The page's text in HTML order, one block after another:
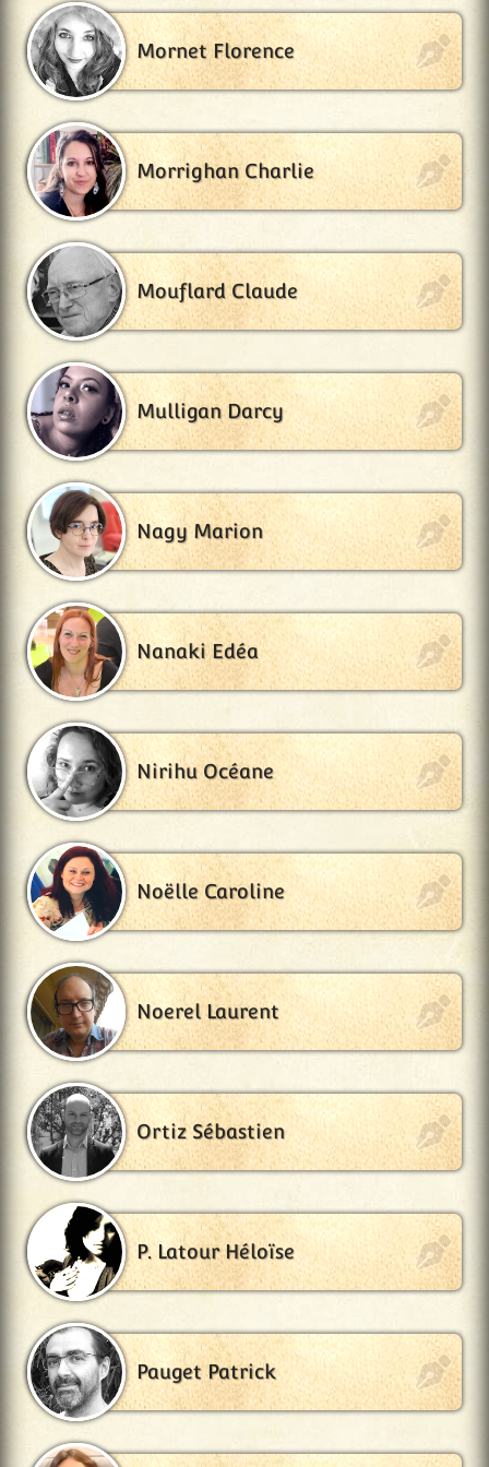
Mornet Florence
Morrighan Charlie
Mouflard Claude
Mulligan Darcy
Nagy Marion
Nanaki Edéa
Nirihu Océane
Noëlle Caroline
Noerel Laurent
Ortiz Sébastien
P. Latour Héloïse
Pauget Patrick